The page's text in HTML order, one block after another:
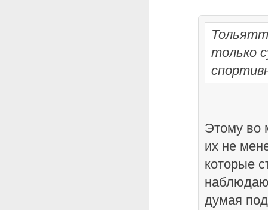
только
Этому во
их не
которые
думая